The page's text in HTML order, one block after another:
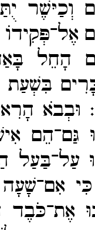
וְכַיּשֶׁר
הָחֵל
בִּשְׁעַת
וּבְבֹא
גַּם־​הֵם
אֶת־​כֹּבֶד